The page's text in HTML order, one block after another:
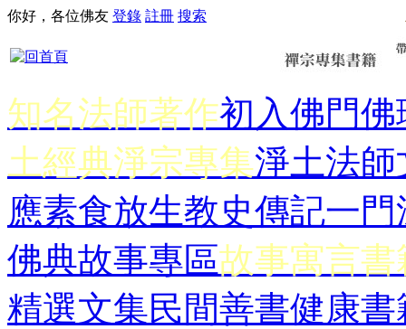
你好，各位佛友 登錄 註冊 搜索
知名法師著作初入佛門佛
土經典淨宗專集淨土法師
應素食放生教史傳記一門
佛典故事專區故事寓言書
精選文集民間善書健康書